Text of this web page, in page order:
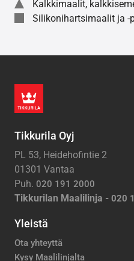
Kalkkimaalit,
Silikonihartsimaalit ja
Tikkurila Oyj
PL 53, Heidehofintie 2
01301 Vantaa
Puh. 020 191 2000
Tikkurilan Maalilinja - 020
Yleistä
Ota yhteyttä
Kysy Maalilinjalta